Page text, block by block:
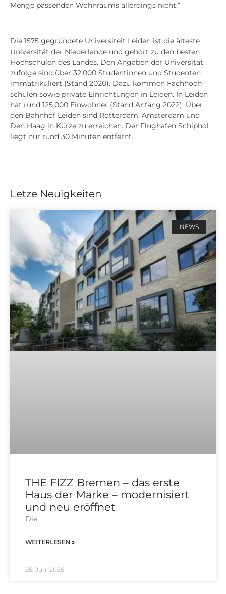
Men­ge pas­sen­den Wohn­raums aller­dings nicht.“
Die 1575 gegrün­de­te Uni­ver­si­teit Lei­den ist die ältes­te
Uni­ver­si­tät der Nie­der­lan­de und gehört zu den bes­ten
Hoch­schu­len des Lan­des. Den Anga­ben der Uni­ver­si­tät
zufol­ge sind über 32.000 Stu­den­tin­nen und Stu­den­ten
imma­tri­ku­liert (Stand 2020). Dazu kom­men Fach­hoch­
schu­len sowie pri­va­te Ein­rich­tun­gen in Lei­den. In Lei­den
hat rund 125.000 Ein­woh­ner (Stand Anfang 2022). Über
den Bahn­hof Lei­den sind Rot­ter­dam, Ams­ter­dam und
Den Haag in Kür­ze zu errei­chen. Der Flug­ha­fen Schip­hol
liegt nur rund 30 Minu­ten ent­fernt.
Letze Neuigkeiten
NEWS
THE FIZZ Bremen – das erste
Haus der Marke – modernisiert
und neu eröffnet
Die
WEITERLESEN »
25. Juni 2026